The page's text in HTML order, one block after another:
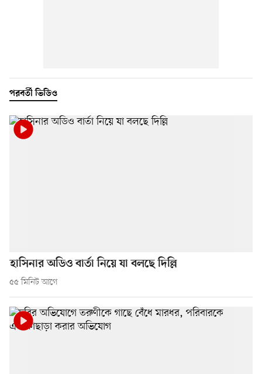
পরবর্তী ভিডিও
হাসিনার অডিও বার্তা নিয়ে যা বলছে দিল্লি
৫৫ মিনিট আগে